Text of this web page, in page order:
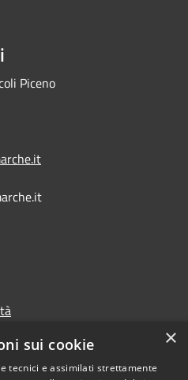
Piceno
×
sui cookie
tecnici e assimilati strettamente